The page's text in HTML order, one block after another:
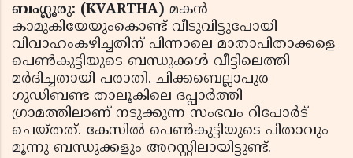
ബംഗ്ലൂരു: (KVARTHA) മകന്‍
കാമുകിയേയുംകൊണ്ട് വീടുവിട്ടുപോയി
വിവാഹംകഴിച്ചതിന് പിന്നാലെ മാതാപിതാക്കളെ
പെണ്‍കുട്ടിയുടെ ബന്ധുക്കള്‍ വീട്ടിലെത്തി
മര്‍ദിച്ചതായി പരാതി. ചിക്കബെല്ലാപുര
ഗുഡിബണ്ട താലൂകിലെ ദപ്പാര്‍ത്തി
ഗ്രാമത്തിലാണ് നടുക്കുന്ന സംഭവം റിപോര്‍ട്
ചെയ്തത്. കേസില്‍ പെണ്‍കുട്ടിയുടെ പിതാവും
മൂന്നു ബന്ധുക്കളും അറസ്റ്റിലായിട്ടുണ്ട്.